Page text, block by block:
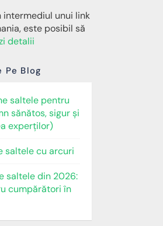
unui link
este posibil să
detalii
Blog
saltele pentru
sănătos, sigur și
experților)
saltele cu arcuri
saltele din 2026:
cumpărători în